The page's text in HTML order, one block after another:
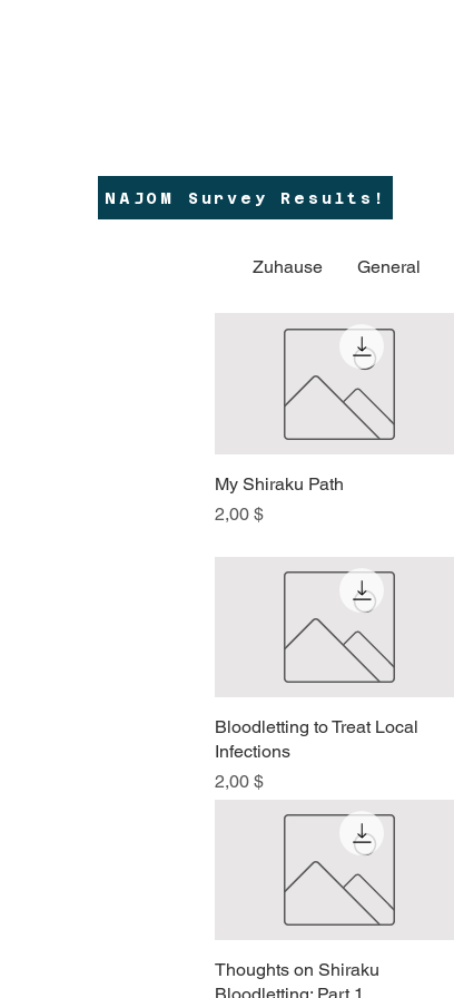
NAJOM Survey Results!
Zuhause General
Schnellansicht
My Shiraku Path
Preis
2,00 $
Schnellansicht
Bloodletting to Treat Local
Infections
Preis
2,00 $
Schnellansicht
Thoughts on Shiraku